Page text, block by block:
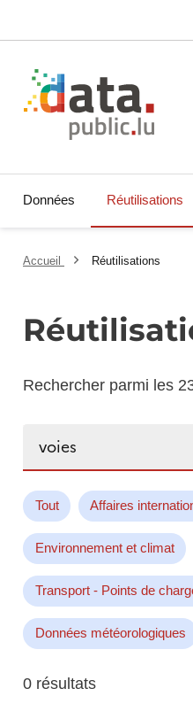
Données Réutilisations
Accueil Réutilisations
Rechercher parmi les
Tout Affaires
Environnement et climat
Transport - Points de
Données météorologiques
0 résultats